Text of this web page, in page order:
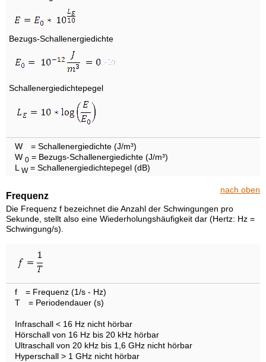
Bezugs-Schallenergiedichte
Schallenergiedichtepegel
W
= Schallenergiedichte (J/m³)
W 0 = Bezugs-Schallenergiedichte (J/m³)
L W= Schallenergiedichtepegel (dB)
nach oben
Frequenz
Die Frequenz f bezeichnet die Anzahl der Schwingungen pro
Sekunde, stellt also eine Wiederholungshäufigkeit dar (Hertz: Hz =
Schwingung/s).
f
= Frequenz (1/s - Hz)
T
= Periodendauer (s)
Infraschall < 16 Hz nicht hörbar
Hörschall von 16 Hz bis 20 kHz hörbar
Ultraschall von 20 kHz bis 1,6 GHz nicht hörbar
Hyperschall > 1 GHz nicht hörbar